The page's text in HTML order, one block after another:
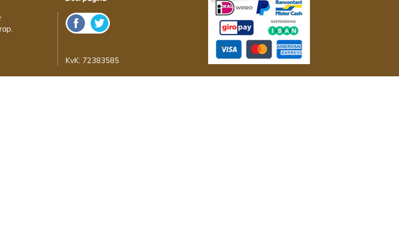
KvK: 72383585